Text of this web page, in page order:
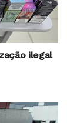
ilegal